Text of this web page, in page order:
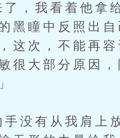
，我看着他拿
黑瞳中反照出
这次，不能再
很大部分原因
没有从我肩上